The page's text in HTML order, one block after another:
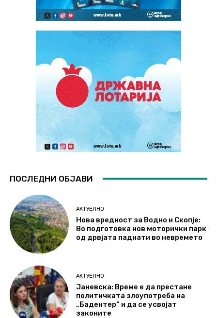
ПОСЛЕДНИ ОБЈАВИ
АКТУЕЛНО
Нова вредност за Водно и Скопје:
Во подготовка нов моторички парк
од дрвјата паднати во невремето
АКТУЕЛНО
Јаневска: Време е да престане
политичката злоупотреба на
„Бадентер“ и да се усвојат
законите